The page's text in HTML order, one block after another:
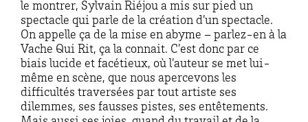
le montrer, Sylvain Riéjou a mis sur pied un
spectacle qui parle de la création d’un spectacle.
On appelle ça de la mise en abyme – parlez-en à la
Vache Qui Rit, ça la connait. C’est donc par ce
biais lucide et facétieux, où l’auteur se met lui-
même en scène, que nous apercevons les
difficultés traversées par tout artiste ses
dilemmes, ses fausses pistes, ses entêtements.